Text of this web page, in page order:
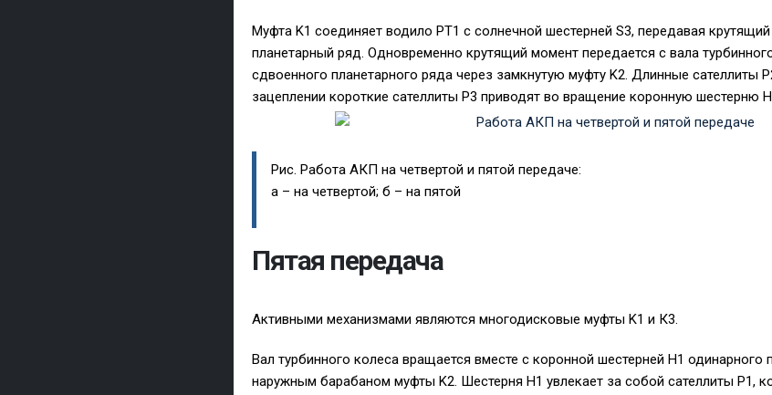
Муфта K1 соединяет водило PT1 с солнечной шестерней S3, передавая
планетарный ряд. Одновременно крутящий момент передается с вала
сдвоенного планетарного ряда через замкнутую муфту K2. Длинные сателлиты
зацеплении короткие сателлиты P3 приводят во вращение коронную шестерню
Рис. Работа АКП на четвертой и пятой передаче:
а – на четвертой; б – на пятой
Пятая передача
Активными механизмами являются многодисковые муфты K1 и К3.
Вал турбинного колеса вращается вместе с коронной шестерней H1 одинарного
наружным барабаном муфты K2. Шестерня H1 увлекает за собой сателлиты P1,